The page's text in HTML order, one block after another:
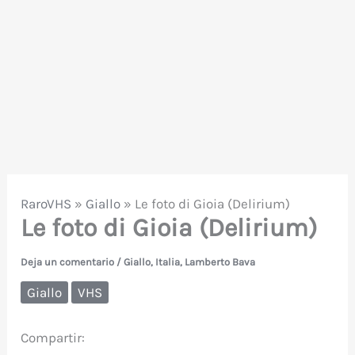
RaroVHS » Giallo » Le foto di Gioia (Delirium)
Le foto di Gioia (Delirium)
Deja un comentario /Giallo, Italia, Lamberto Bava
Giallo VHS
Compartir: